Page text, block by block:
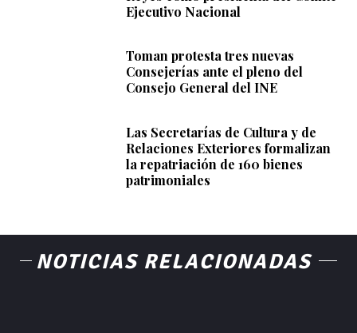
Ejecutivo Nacional
Toman protesta tres nuevas
Consejerías ante el pleno del
Consejo General del INE
Las Secretarías de Cultura y de
Relaciones Exteriores formalizan
la repatriación de 160 bienes
patrimoniales
NOTICIAS RELACIONADAS